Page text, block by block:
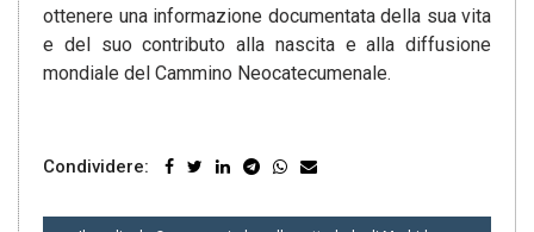
ottenere una informazione documentata della sua vita
e del suo contributo alla nascita e alla diffusione
mondiale del Cammino Neocatecumenale.
Condividere: